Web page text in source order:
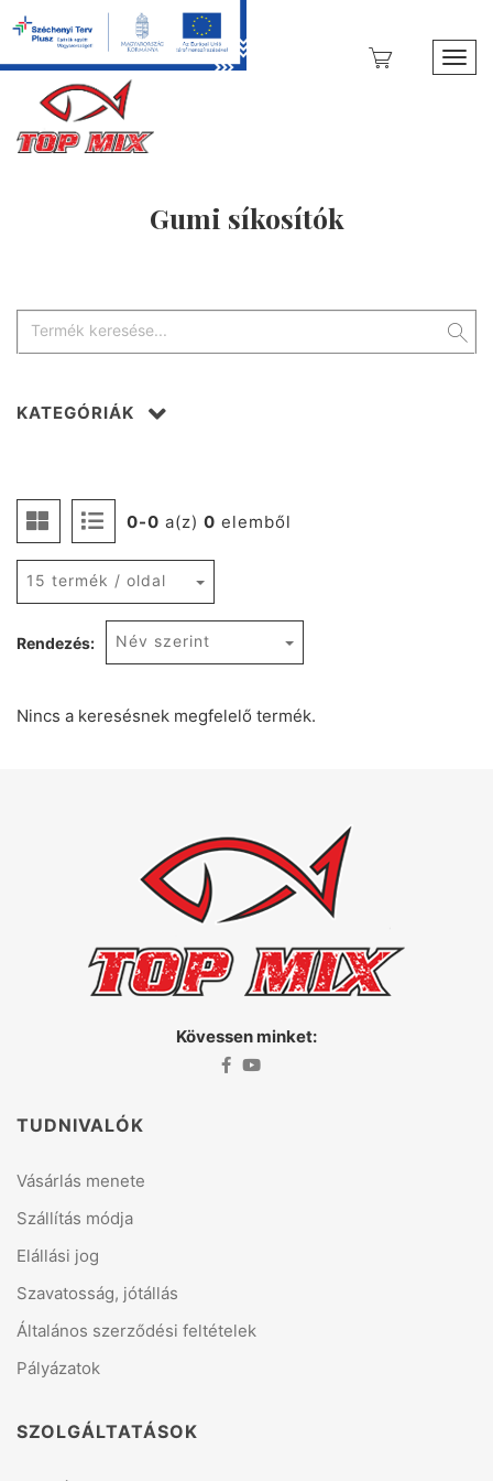
Gumi síkosítók
0-0 a(z) 0 elemből
15 termék / oldal
Rendezés: Név szerint
Nincs a keresésnek megfelelő termék.
KATEGÓRIÁK
Kövessen minket:
TUDNIVALÓK
Vásárlás menete
Szállítás módja
Elállási jog
Szavatosság, jótállás
Általános szerződési feltételek
Pályázatok
SZOLGÁLTATÁSOK